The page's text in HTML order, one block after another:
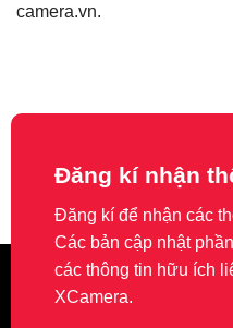
camera.vn.
Đăng kí nhận
Đăng kí để nhận các
Các bản cập nhật
các thông tin hữu ích
XCamera.